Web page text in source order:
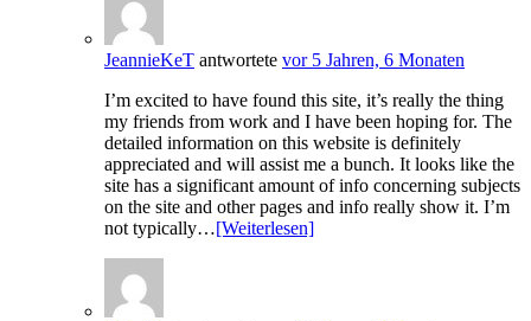
JeannieKeT antwortete vor 5 Jahren, 6 Monaten
I’m excited to have found this site, it’s really the thing
my friends from work and I have been hoping for. The
detailed information on this website is definitely
appreciated and will assist me a bunch. It looks like the
site has a significant amount of info concerning subjects
on the site and other pages and info really show it. I’m
not typically…[Weiterlesen]